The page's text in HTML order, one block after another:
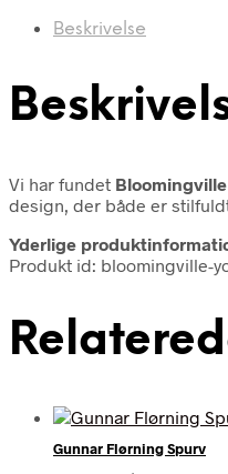
Beskrivelse
Vi har fundet
design, der både er
Yderlige
Produkt id: bloomingville-
Gunnar Flørning Spurv